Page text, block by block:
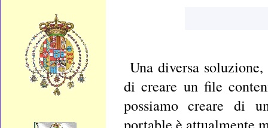
Una diversa
di creare un file
possiamo creare di